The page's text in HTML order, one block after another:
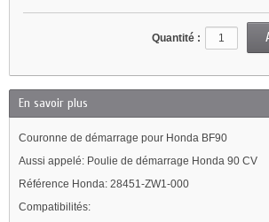
Quantité :
En savoir plus
Couronne de démarrage pour Honda BF90
Aussi appelé: Poulie de démarrage Honda 90 CV
Référence Honda: 28451-ZW1-000
Compatibilités: